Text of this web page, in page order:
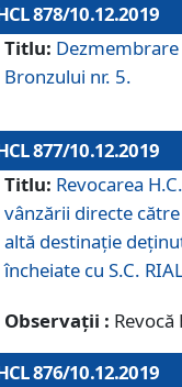
878/10.12.2019
Titlu:
Bronzului nr. 5.
877/10.12.2019
Titlu: Revocarea
vânzării directe
altă destinație
încheiate cu S.C.
Observații :
876/10.12.2019